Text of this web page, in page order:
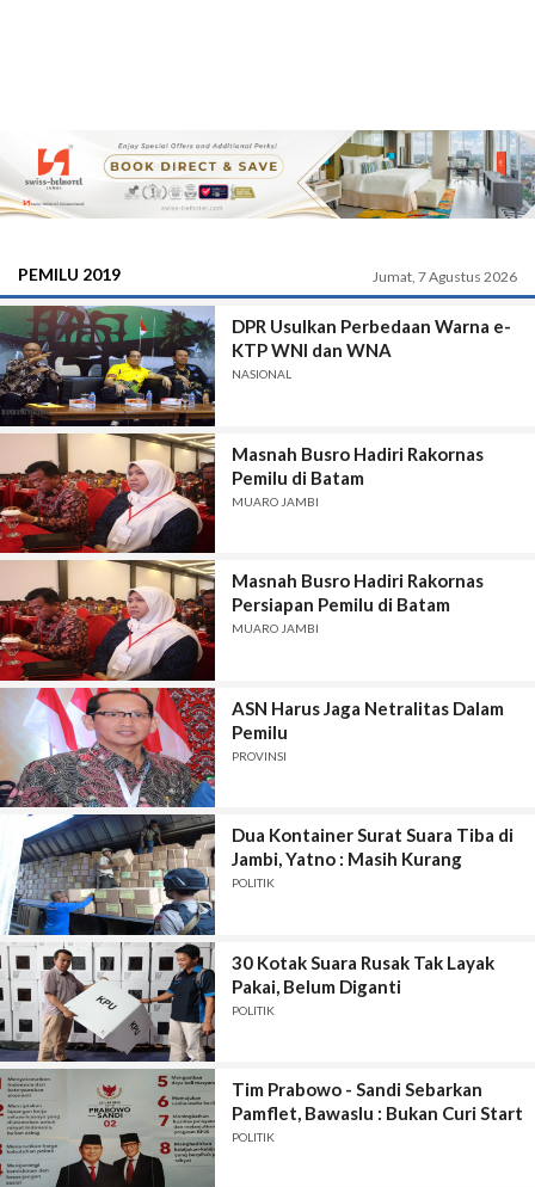
PEMILU 2019 Jumat, 7 Agustus 2026
DPR Usulkan Perbedaan Warna e-
KTP WNI dan WNA
NASIONAL
Masnah Busro Hadiri Rakornas
Pemilu di Batam
MUARO JAMBI
Masnah Busro Hadiri Rakornas
Persiapan Pemilu di Batam
MUARO JAMBI
ASN Harus Jaga Netralitas Dalam
Pemilu
PROVINSI
Dua Kontainer Surat Suara Tiba di
Jambi, Yatno : Masih Kurang
POLITIK
30 Kotak Suara Rusak Tak Layak
Pakai, Belum Diganti
POLITIK
Tim Prabowo - Sandi Sebarkan
Pamflet, Bawaslu : Bukan Curi Start
POLITIK